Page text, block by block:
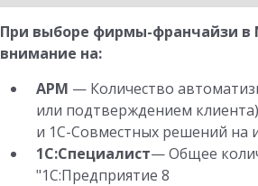
При выборе фирмы-франчайзи в
внимание на:
АРМ — Количество
или подтверждением
и 1С-Совместных решений на
1С:Специалист— Общее
"1С:Предприятие 8